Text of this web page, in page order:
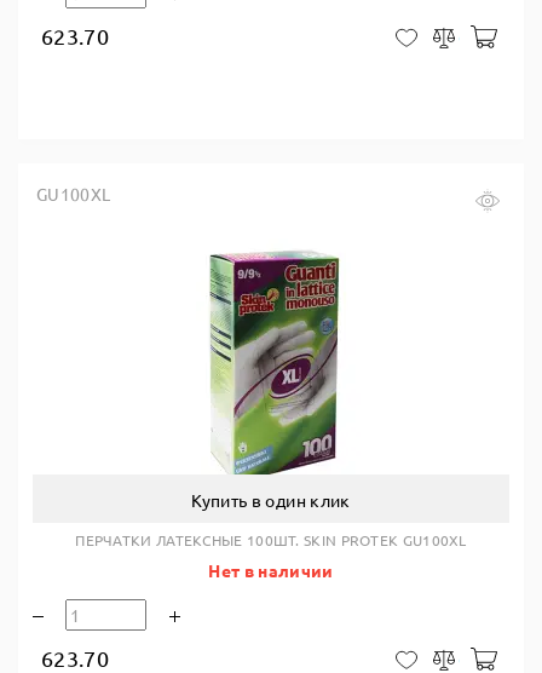
623.70 В закладки
Сравнить
GU100XL
Купить в один клик
ПЕРЧАТКИ ЛАТЕКСНЫЕ 100ШТ. SKIN PROTEK GU100XL
Нет в наличии
623.70 В закладки
Сравнить